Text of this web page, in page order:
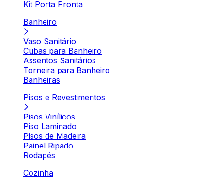
Kit Porta Pronta
Banheiro
Vaso Sanitário
Cubas para Banheiro
Assentos Sanitários
Torneira para Banheiro
Banheiras
Pisos e Revestimentos
Pisos Vinílicos
Piso Laminado
Pisos de Madeira
Painel Ripado
Rodapés
Cozinha